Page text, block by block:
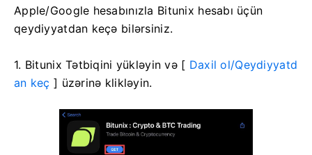
Apple/Google hesabınızla Bitunix hesabı üçün
qeydiyyatdan keçə bilərsiniz.
1. Bitunix Tətbiqini yükləyin və [ Daxil ol/Qeydiyyatd
an keç ] üzərinə klikləyin.